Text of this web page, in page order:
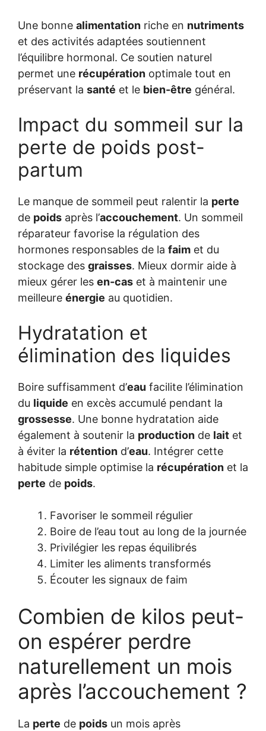
Une bonne alimentation riche en nutriments
et des activités adaptées soutiennent
l’équilibre hormonal. Ce soutien naturel
permet une récupération optimale tout en
préservant la santé et le bien-être général.
Impact du sommeil sur la
perte de poids post-
partum
Le manque de sommeil peut ralentir la perte
de poids après l’accouchement. Un sommeil
réparateur favorise la régulation des
hormones responsables de la faim et du
stockage des graisses. Mieux dormir aide à
mieux gérer les en-cas et à maintenir une
meilleure énergie au quotidien.
Hydratation et
élimination des liquides
Boire suffisamment d’eau facilite l’élimination
du liquide en excès accumulé pendant la
grossesse. Une bonne hydratation aide
également à soutenir la production de lait et
à éviter la rétention d’eau. Intégrer cette
habitude simple optimise la récupération et la
perte de poids.
Favoriser le sommeil régulier
Boire de l’eau tout au long de la journée
Privilégier les repas équilibrés
Limiter les aliments transformés
Écouter les signaux de faim
Combien de kilos peut-
on espérer perdre
naturellement un mois
après l’accouchement ?
La perte de poids un mois après